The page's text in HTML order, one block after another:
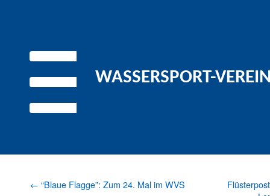
WASSERSPORT-
← “Blaue Flagge”: Zum 24. Mal im WVS